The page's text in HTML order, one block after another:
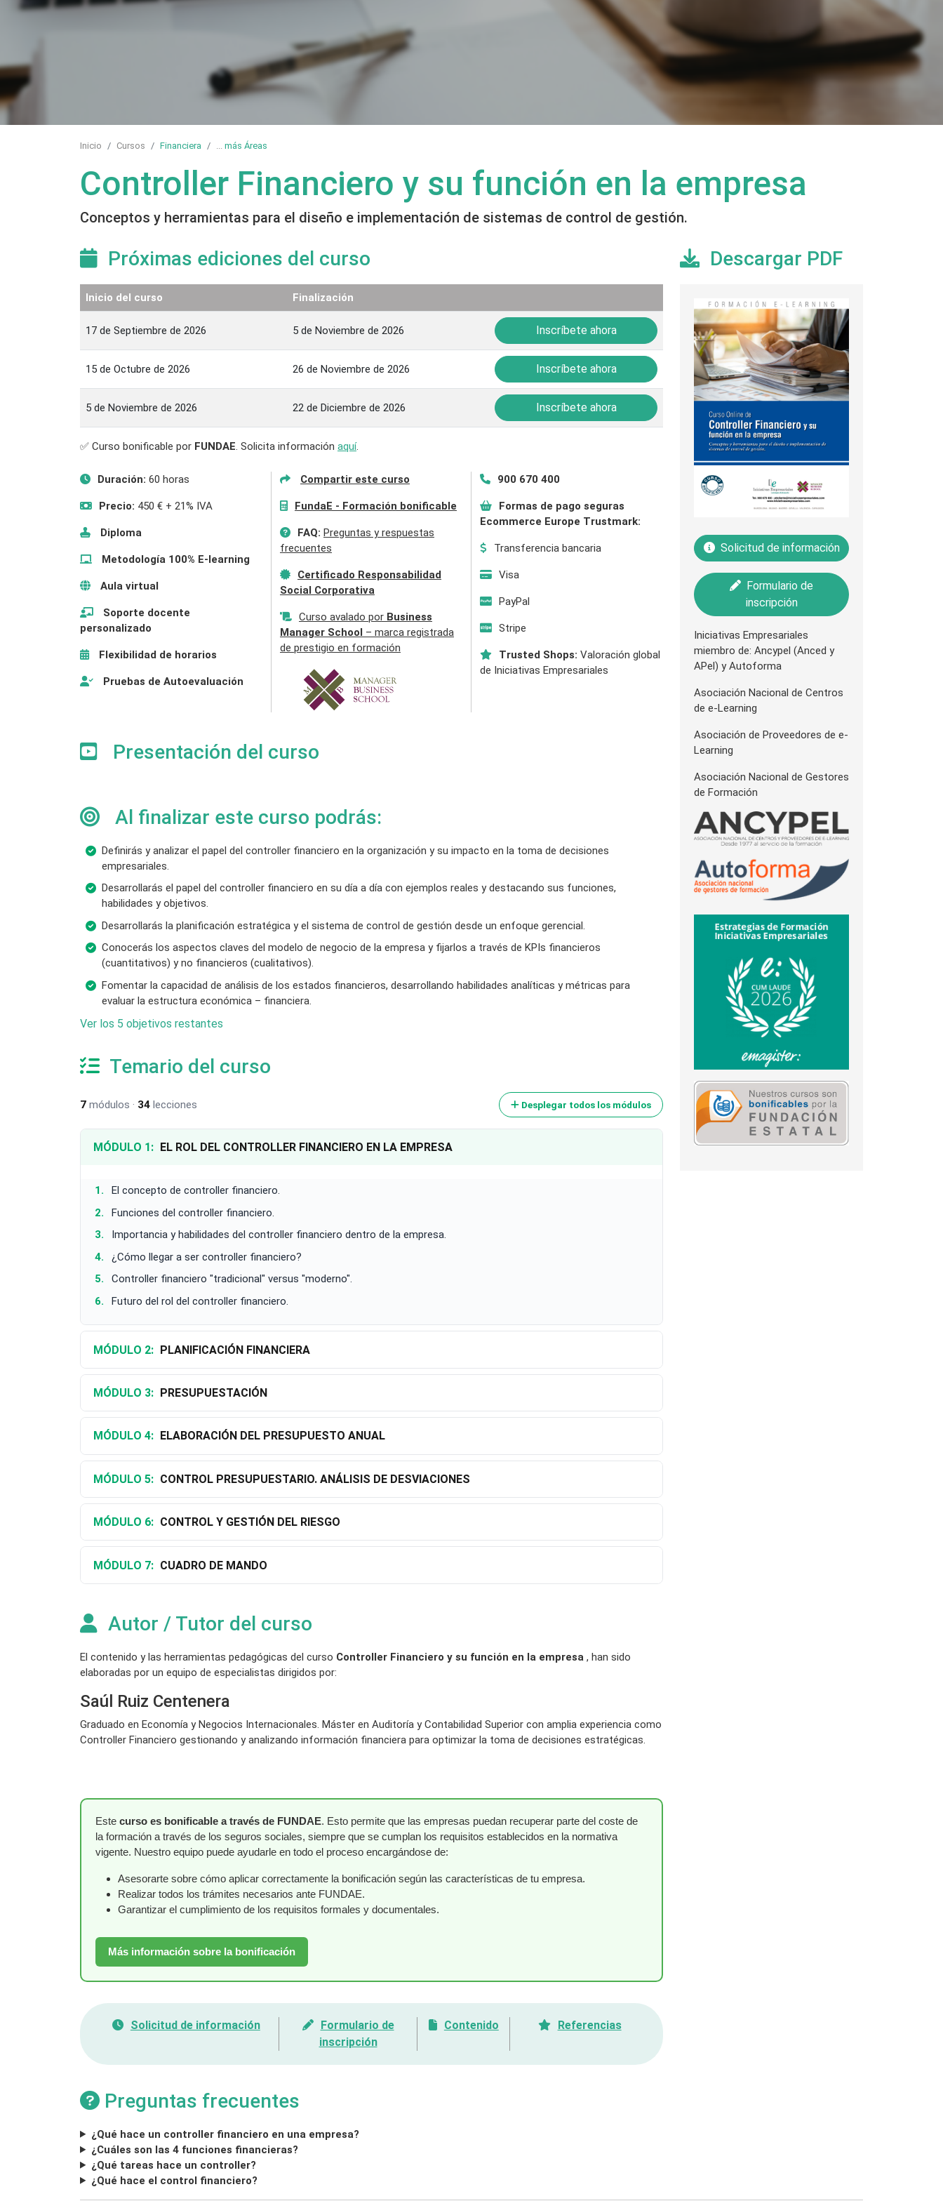
Inicio Cursos Financiera más Áreas
Controller Financiero y su función en la empresa
Conceptos y herramientas para el diseño e implementación de sistemas de control de gestión.
Próximas ediciones del curso
Inicio del curso Finalización
17 de Septiembre de 2026 5 de Noviembre de 2026 Inscríbete ahora
15 de Octubre de 2026 26 de Noviembre de 2026 Inscríbete ahora
5 de Noviembre de 2026 22 de Diciembre de 2026 Inscríbete ahora
✅ Curso bonificable por FUNDAE . Solicita información aquí.
Duración: 60 horas
Precio: 450 € + 21% IVA
Diploma
Metodología 100% E-learning
Aula virtual
Soporte docente
personalizado
Flexibilidad de horarios
Pruebas de Autoevaluación
Compartir este curso
FundaE - Formación bonificable
FAQ: Preguntas y respuestas
frecuentes
Certificado Responsabilidad
Social Corporativa
Curso avalado por Business
Manager School – marca registrada
de prestigio en formación
900 670 400
Formas de pago seguras
Ecommerce Europe Trustmark:
Transferencia bancaria
Visa
PayPal
Stripe
Trusted Shops: Valoración global
de Iniciativas Empresariales
Presentación del curso
Al finalizar este curso podrás:
Definirás y analizar el papel del controller financiero en la organización y su impacto en la toma de decisiones
empresariales.
Desarrollarás el papel del controller financiero en su día a día con ejemplos reales y destacando sus funciones,
habilidades y objetivos.
Desarrollarás la planificación estratégica y el sistema de control de gestión desde un enfoque gerencial.
Conocerás los aspectos claves del modelo de negocio de la empresa y fijarlos a través de KPIs financieros
(cuantitativos) y no financieros (cualitativos).
Fomentar la capacidad de análisis de los estados financieros, desarrollando habilidades analíticas y métricas para
evaluar la estructura económica – financiera.
Ver los 5 objetivos restantes
Temario del curso
7 módulos · 34 lecciones Desplegar todos los módulos
MÓDULO 1: EL ROL DEL CONTROLLER FINANCIERO EN LA EMPRESA
El concepto de controller financiero.
Funciones del controller financiero.
Importancia y habilidades del controller financiero dentro de la empresa.
¿Cómo llegar a ser controller financiero?
Controller financiero "tradicional" versus "moderno".
Futuro del rol del controller financiero.
MÓDULO 2: PLANIFICACIÓN FINANCIERA
MÓDULO 3: PRESUPUESTACIÓN
MÓDULO 4: ELABORACIÓN DEL PRESUPUESTO ANUAL
MÓDULO 5: CONTROL PRESUPUESTARIO. ANÁLISIS DE DESVIACIONES
MÓDULO 6: CONTROL Y GESTIÓN DEL RIESGO
MÓDULO 7: CUADRO DE MANDO
Autor / Tutor del curso
El contenido y las herramientas pedagógicas del curso Controller Financiero y su función en la empresa , han sido
elaboradas por un equipo de especialistas dirigidos por:
Saúl Ruiz Centenera
Graduado en Economía y Negocios Internacionales. Máster en Auditoría y Contabilidad Superior con amplia experiencia como
Controller Financiero gestionando y analizando información financiera para optimizar la toma de decisiones estratégicas.
Este curso es bonificable a través de FUNDAE. Esto permite que las empresas puedan recuperar parte del coste de
la formación a través de los seguros sociales, siempre que se cumplan los requisitos establecidos en la normativa
vigente. Nuestro equipo puede ayudarle en todo el proceso encargándose de:
Asesorarte sobre cómo aplicar correctamente la bonificación según las características de tu empresa.
Realizar todos los trámites necesarios ante FUNDAE.
Garantizar el cumplimiento de los requisitos formales y documentales.
Más información sobre la bonificación
Solicitud de información
Formulario de
inscripción
Contenido Referencias
Descargar PDF
Solicitud de información
Formulario de
inscripción
Iniciativas Empresariales
miembro de: Ancypel (Anced y
APel) y Autoforma
Asociación Nacional de Centros
de e-Learning
Asociación de Proveedores de e-
Learning
Asociación Nacional de Gestores
de Formación
Preguntas frecuentes
¿Qué hace un controller financiero en una empresa?
¿Cuáles son las 4 funciones financieras?
¿Qué tareas hace un controller?
¿Qué hace el control financiero?